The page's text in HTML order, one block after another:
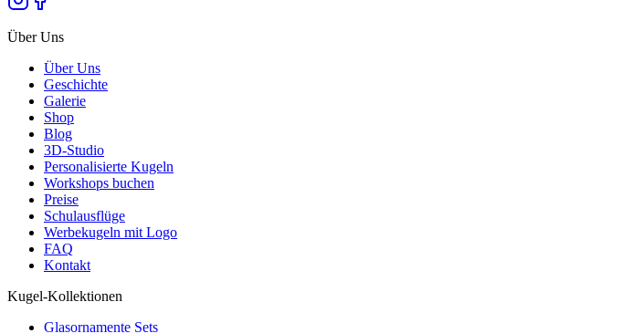
Über Uns
Über Uns
Geschichte
Galerie
Shop
Blog
3D-Studio
Personalisierte Kugeln
Workshops buchen
Preise
Schulausflüge
Werbekugeln mit Logo
FAQ
Kontakt
Kugel-Kollektionen
Glasornamente Sets